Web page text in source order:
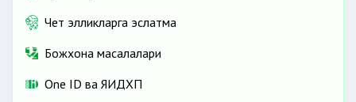
Чет элликларга эслатма
Божхона масалалари
One ID ва ЯИДХП